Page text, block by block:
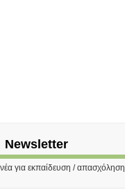
Newsletter
για εκπαίδευση / απασχόληση